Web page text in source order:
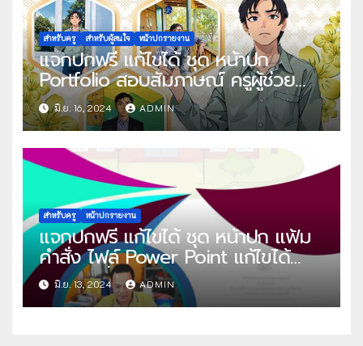
สำหรับครู สำหรับผู้สนใจ หน้าปกรายงาน
แจกปกฟรี แก้ไขได้ ชุด หน้าปก
Portfolio สอบสัมภาษณ์ ครูผู้ช่วย
ไฟล์ Power Point และไฟล์ เทมเพลต
Canva แก้ไขได้ โดย ครูนัท กราฟิก
มิ.ย. 16, 2024 ADMIN
สำหรับครู หน้าปกรายงาน
แจกปกฟรี แก้ไขได้ ชุด หน้าปก แฟ้ม
คำสั่ง ไฟล์ Power Point แก้ไขได้
โดย ปันสื่อการสอน ครูเอกชัย
มิ.ย. 13, 2024 ADMIN